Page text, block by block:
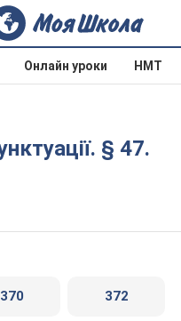
Онлайн уроки НМТ
370 372